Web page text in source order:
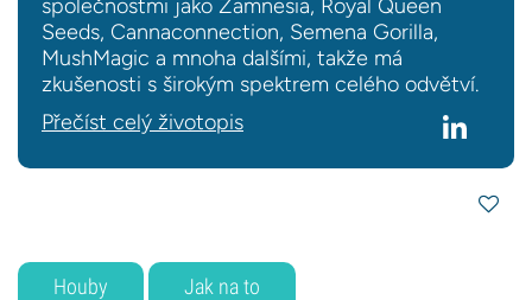
společnostmi jako Zamnesia, Royal Queen
Seeds, Cannaconnection, Semena Gorilla,
MushMagic a mnoha dalšími, takže má
zkušenosti s širokým spektrem celého odvětví.
Přečíst celý životopis
Houby Jak na to